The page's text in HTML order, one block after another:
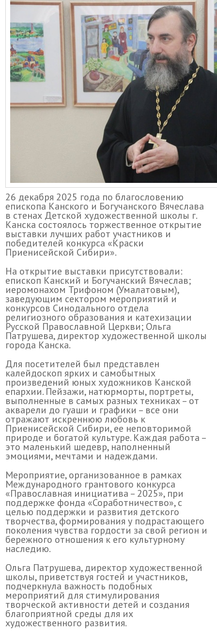
26 декабря 2025 года по благословению
епископа Канского и Богучанского Вячеслава
в стенах Детской художественной школы г.
Канска состоялось торжественное открытие
выставки лучших работ участников и
победителей конкурса «Краски
Приенисейской Сибири».
На открытие выставки присутствовали:
епископ Канский и Богучанский Вячеслав;
иеромонахом Трифоном (Умалатовым),
заведующим сектором мероприятий и
конкурсов Синодального отдела
религиозного образования и катехизации
Русской Православной Церкви; Ольга
Патрушева, директор художественной школы
города Канска.
Для посетителей был представлен
калейдоскоп ярких и самобытных
произведений юных художников Канской
епархии. Пейзажи, натюрморты, портреты,
выполненные в самых разных техниках – от
акварели до гуаши и графики – все они
отражают искреннюю любовь к
Приенисейской Сибири, ее неповторимой
природе и богатой культуре. Каждая работа –
это маленький шедевр, наполненный
эмоциями, мечтами и надеждами.
Мероприятие, организованное в рамках
Международного грантового конкурса
«Православная инициатива – 2025», при
поддержке фонда «Соработничество», с
целью поддержки и развития детского
творчества, формирования у подрастающего
поколения чувства гордости за свой регион и
бережного отношения к его культурному
наследию.
Ольга Патрушева, директор художественной
школы, приветствуя гостей и участников,
подчеркнула важность подобных
мероприятий для стимулирования
творческой активности детей и создания
благоприятной среды для их
художественного развития.